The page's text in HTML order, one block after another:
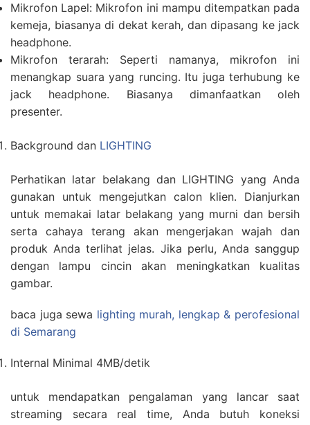
Mikrofon Lapel: Mikrofon ini mampu ditempatkan pada
kemeja, biasanya di dekat kerah, dan dipasang ke jack
headphone.
Mikrofon terarah: Seperti namanya, mikrofon ini
menangkap suara yang runcing. Itu juga terhubung ke
jack headphone. Biasanya dimanfaatkan oleh
presenter.
Background dan LIGHTING
Perhatikan latar belakang dan LIGHTING yang Anda
gunakan untuk mengejutkan calon klien. Dianjurkan
untuk memakai latar belakang yang murni dan bersih
serta cahaya terang akan mengerjakan wajah dan
produk Anda terlihat jelas. Jika perlu, Anda sanggup
dengan lampu cincin akan meningkatkan kualitas
gambar.
baca juga sewa lighting murah, lengkap & perofesional
di Semarang
Internal Minimal 4MB/detik
untuk mendapatkan pengalaman yang lancar saat
streaming secara real time, Anda butuh koneksi